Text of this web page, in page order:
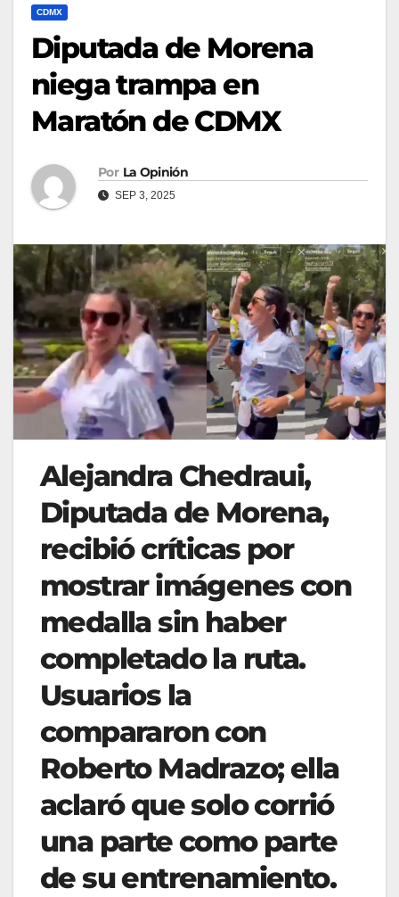
CDMX
Diputada de Morena
niega trampa en
Maratón de CDMX
Por La Opinión
SEP 3, 2025
Alejandra Chedraui,
Diputada de Morena,
recibió críticas por
mostrar imágenes con
medalla sin haber
completado la ruta.
Usuarios la
compararon con
Roberto Madrazo; ella
aclaró que solo corrió
una parte como parte
de su entrenamiento.